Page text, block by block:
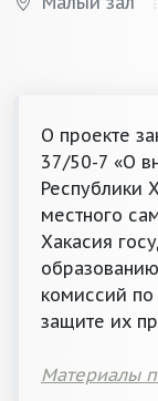
О проекте
37/50-7 «О
Республики
местного
Хакасия
комиссий
защите их
Материалы